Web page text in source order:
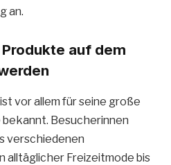
an.
auf dem
ist vor allem für seine große
bekannt. Besucherinnen
verschiedenen
alltäglicher Freizeitmode bis